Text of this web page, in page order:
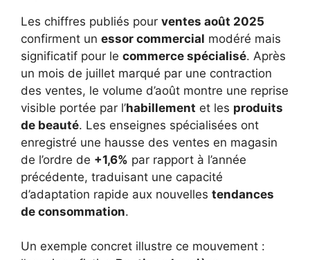
Les chiffres publiés pour ventes août 2025
confirment un essor commercial modéré mais
significatif pour le commerce spécialisé. Après
un mois de juillet marqué par une contraction
des ventes, le volume d’août montre une reprise
visible portée par l’habillement et les produits
de beauté. Les enseignes spécialisées ont
enregistré une hausse des ventes en magasin
de l’ordre de +1,6% par rapport à l’année
précédente, traduisant une capacité
d’adaptation rapide aux nouvelles tendances
de consommation.
Un exemple concret illustre ce mouvement :